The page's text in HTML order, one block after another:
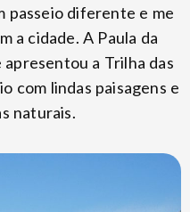
passeio diferente e me
a cidade. A Paula da
apresentou a Trilha das
com lindas paisagens e
naturais.